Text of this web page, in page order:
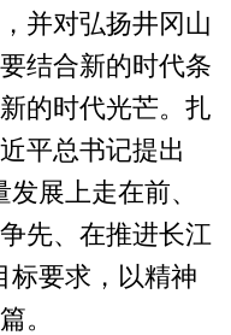
并对弘扬井冈山
结合新的时代条
的时代光芒。扎
平总书记提出
展上走在前、
先、在推进长江
标要求，以精神
。